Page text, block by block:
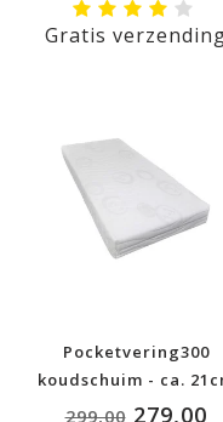
Gratis
Pocketvering300
koudschuim - ca.
dikte
299,00279,00